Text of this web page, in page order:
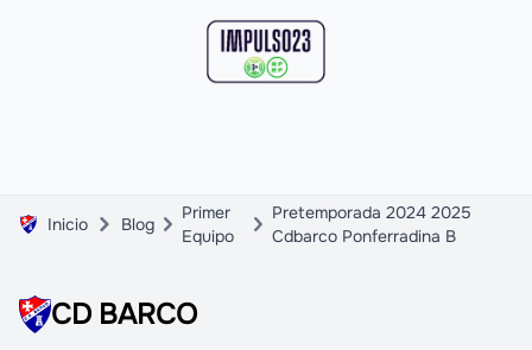
Inicio Blog
Primer
Equipo
Pretemporada 2024 2025
Cdbarco Ponferradina B
CD BARCO